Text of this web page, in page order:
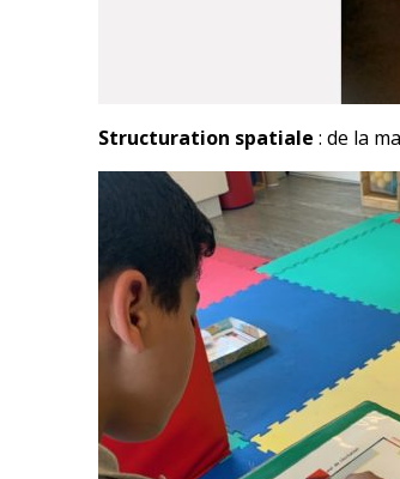
Structuration spatiale : de la